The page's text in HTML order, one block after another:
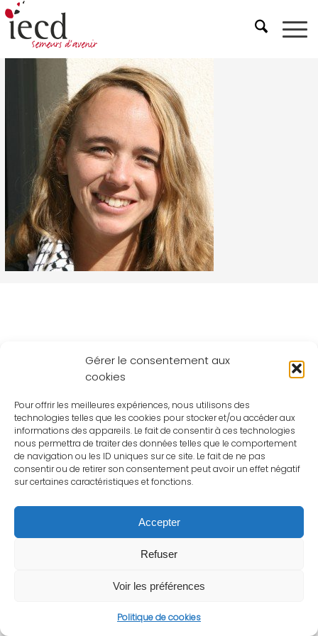
Gérer le consentement aux
cookies
Pour offrir les meilleures expériences, nous utilisons des
technologies telles que les cookies pour stocker et/ou accéder aux
informations des appareils. Le fait de consentir à ces technologies
nous permettra de traiter des données telles que le comportement
de navigation ou les ID uniques sur ce site. Le fait de ne pas
consentir ou de retirer son consentement peut avoir un effet négatif
sur certaines caractéristiques et fonctions.
Accepter
Refuser
Voir les préférences
Politique de cookies